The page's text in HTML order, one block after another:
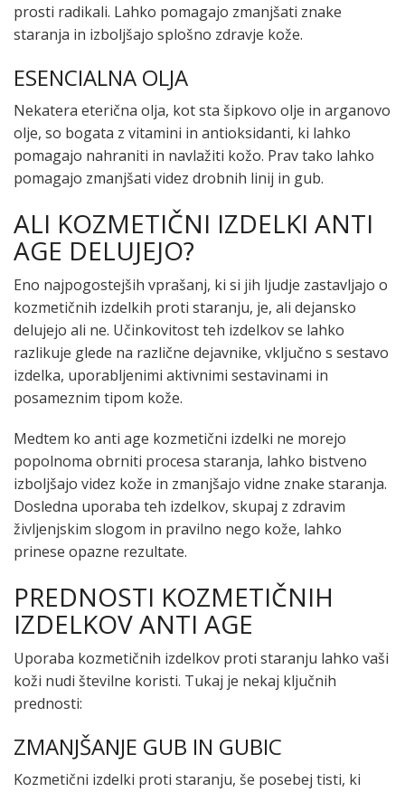
prosti radikali. Lahko pomagajo zmanjšati znake
staranja in izboljšajo splošno zdravje kože.
ESENCIALNA OLJA
Nekatera eterična olja, kot sta šipkovo olje in arganovo
olje, so bogata z vitamini in antioksidanti, ki lahko
pomagajo nahraniti in navlažiti kožo. Prav tako lahko
pomagajo zmanjšati videz drobnih linij in gub.
ALI KOZMETIČNI IZDELKI ANTI
AGE DELUJEJO?
Eno najpogostejših vprašanj, ki si jih ljudje zastavljajo o
kozmetičnih izdelkih proti staranju, je, ali dejansko
delujejo ali ne. Učinkovitost teh izdelkov se lahko
razlikuje glede na različne dejavnike, vključno s sestavo
izdelka, uporabljenimi aktivnimi sestavinami in
posameznim tipom kože.
Medtem ko anti age kozmetični izdelki ne morejo
popolnoma obrniti procesa staranja, lahko bistveno
izboljšajo videz kože in zmanjšajo vidne znake staranja.
Dosledna uporaba teh izdelkov, skupaj z zdravim
življenjskim slogom in pravilno nego kože, lahko
prinese opazne rezultate.
PREDNOSTI KOZMETIČNIH
IZDELKOV ANTI AGE
Uporaba kozmetičnih izdelkov proti staranju lahko vaši
koži nudi številne koristi. Tukaj je nekaj ključnih
prednosti:
ZMANJŠANJE GUB IN GUBIC
Kozmetični izdelki proti staranju, še posebej tisti, ki